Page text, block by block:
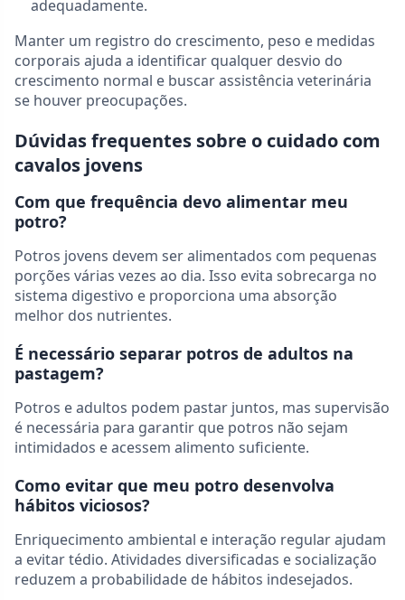
adequadamente.
Manter um registro do crescimento, peso e medidas
corporais ajuda a identificar qualquer desvio do
crescimento normal e buscar assistência veterinária
se houver preocupações.
Dúvidas frequentes sobre o cuidado com
cavalos jovens
Com que frequência devo alimentar meu
potro?
Potros jovens devem ser alimentados com pequenas
porções várias vezes ao dia. Isso evita sobrecarga no
sistema digestivo e proporciona uma absorção
melhor dos nutrientes.
É necessário separar potros de adultos na
pastagem?
Potros e adultos podem pastar juntos, mas supervisão
é necessária para garantir que potros não sejam
intimidados e acessem alimento suficiente.
Como evitar que meu potro desenvolva
hábitos viciosos?
Enriquecimento ambiental e interação regular ajudam
a evitar tédio. Atividades diversificadas e socialização
reduzem a probabilidade de hábitos indesejados.